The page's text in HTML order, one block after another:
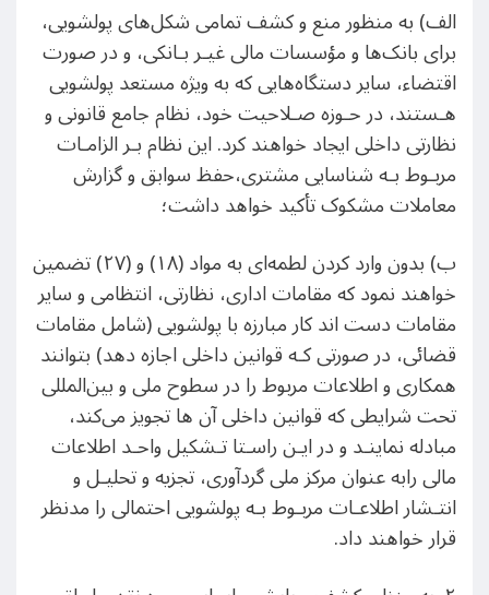
الف) به منظور منع و کشف تمامی شکل‌های پولشویی،
برای بانک‌ها و مؤسسات مالی غیـر بـانکی، و در صورت
اقتضاء، سایر دستگاه‌هایی که به ویژه مستعد پولشویی
هـستند، در حـوزه صـلاحیت خود، نظام جامع قانونی و
نظارتی داخلی ایجاد خواهند کرد. این نظام بـر الزامـات
مربـوط بـه شناسایی مشتری،حفظ سوابق و گزارش
معاملات مشکوک تأکید خواهد داشت؛
ب) بدون وارد کردن لطمه‌ای به مواد (۱۸) و (٢٧) تضمین
خواهند نمود که مقامات اداری، نظارتی، انتظامی و سایر
مقامات دست اند کار مبارزه با پولشویی (شامل مقامات
قضائی، در صورتی کـه قوانین داخلی اجازه دهد) بتوانند
همکاری و اطلاعات مربوط را در سطوح ملی و بین‌المللی
تحت شرایطی که قوانین داخلی آن ها تجویز می‌کند،
مبادله نماینـد و در ایـن راسـتا تـشکیل واحـد اطلاعات
مالی رابه عنوان مرکز ملی گردآوری، تجزیه و تحلیـل و
انتـشار اطلاعـات مربـوط بـه پولشویی احتمالی را مدنظر
قرار خواهند داد.